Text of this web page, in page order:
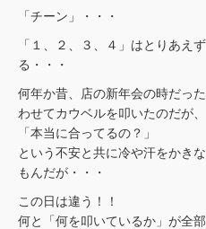
「チーン」・・・
「１、２、３、４」はとりあえ
る・・・
何年か昔、店の新年会の時だっ
わせてカウベルを叩いたのだが、
「本当に合ってるの？」
という不安と共に冷や汗をかき
もんだが・・・
この日は違う！！
何と「何を叩いているか」が全